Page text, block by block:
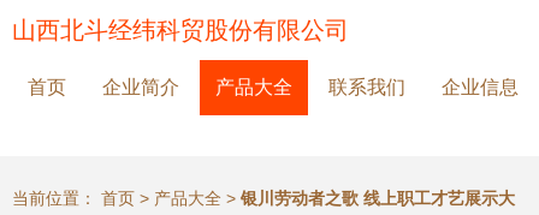
山西北斗经纬科贸股份有限公司
首页 企业简介 产品大全 联系我们 企业信息
当前位置： 首页 > 产品大全 > 银川劳动者之歌 线上职工才艺展示大